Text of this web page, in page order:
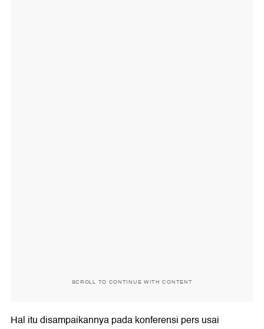
SCROLL TO CONTINUE WITH CONTENT
Hal itu disampaikannya pada konferensi pers usai